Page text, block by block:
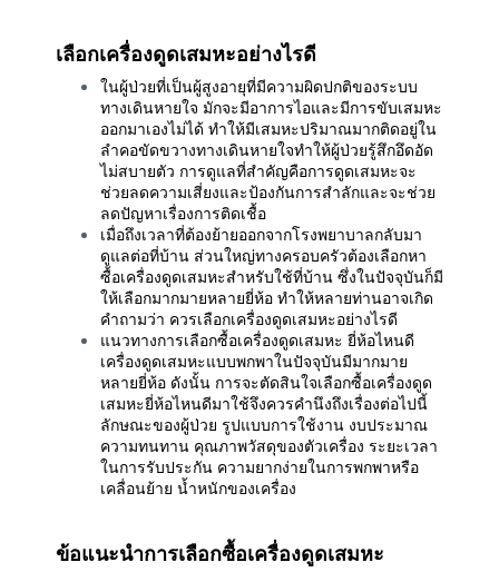
เลือกเครื่องดูดเสมหะอย่างไรดี
ในผู้ป่วยที่เป็นผู้สูงอายุที่มีความผิดปกติของระบบ
ทางเดินหายใจ มักจะมีอาการไอและมีการขับเสมหะ
ออกมาเองไม่ได้ ทำให้มีเสมหะปริมาณมากติดอยู่ใน
ลำคอขัดขวางทางเดินหายใจทำให้ผู้ป่วยรู้สึกอึดอัด
ไม่สบายตัว การดูแลที่สำคัญคือการดูดเสมหะจะ
ช่วยลดความเสี่ยงและป้องกันการสำลักและจะช่วย
ลดปัญหาเรื่องการติดเชื้อ
เมื่อถึงเวลาที่ต้องย้ายออกจากโรงพยาบาลกลับมา
ดูแลต่อที่บ้าน ส่วนใหญ่ทางครอบครัวต้องเลือกหา
ซื้อเครื่องดูดเสมหะสำหรับใช้ที่บ้าน ซึ่งในปัจจุบันก็มี
ให้เลือกมากมายหลายยี่ห้อ ทำให้หลายท่านอาจเกิด
คำถามว่า ควรเลือกเครื่องดูดเสมหะอย่างไรดี
แนวทางการเลือกซื้อเครื่องดูดเสมหะ ยี่ห้อไหนดี
เครื่องดูดเสมหะแบบพกพาในปัจจุบันมีมากมาย
หลายยี่ห้อ ดังนั้น การจะตัดสินใจเลือกซื้อเครื่องดูด
เสมหะยี่ห้อไหนดีมาใช้จึงควรคำนึงถึงเรื่องต่อไปนี้
ลักษณะของผู้ป่วย รูปแบบการใช้งาน งบประมาณ
ความทนทาน คุณภาพวัสดุของตัวเครื่อง ระยะเวลา
ในการรับประกัน ความยากง่ายในการพกพาหรือ
เคลื่อนย้าย น้ำหนักของเครื่อง
ข้อแนะนำการเลือกซื้อเครื่องดูดเสมหะ